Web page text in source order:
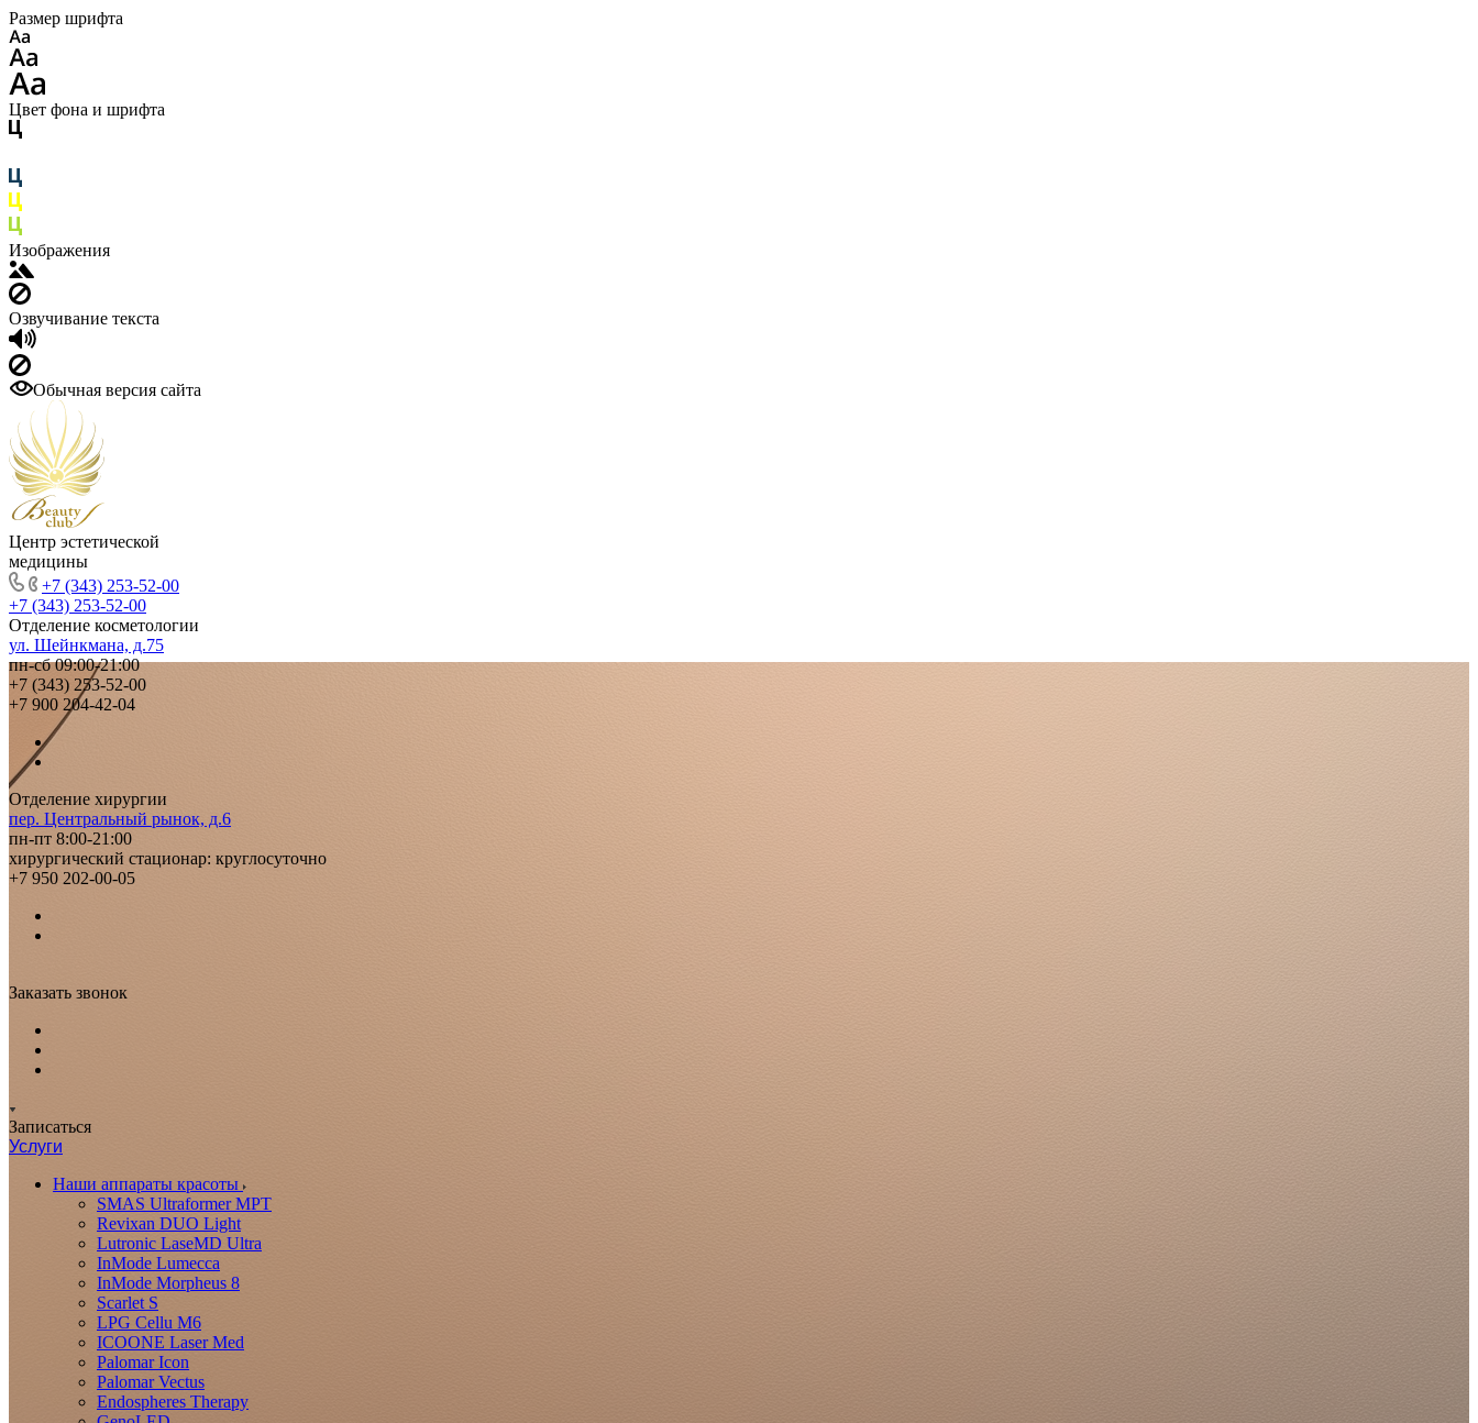
Размер шрифта
Цвет фона и шрифта
Изображения
Озвучивание текста
Обычная версия сайта
Центр эстетической
медицины
+7 (343) 253-52-00
+7 (343) 253-52-00
Отделение косметологии
ул. Шейнкмана, д.75
пн-сб 09:00-21:00
+7 (343) 253-52-00
+7 900 204-42-04
Отделение хирургии
пер. Центральный рынок, д.6
пн-пт 8:00-21:00
хирургический стационар: круглосуточно
+7 950 202-00-05
Заказать звонок
Записаться
Услуги
Наши аппараты красоты
SMAS Ultraformer MPT
Revixan DUO Light
Lutronic LaseMD Ultra
InMode Lumecca
InMode Morpheus 8
Scarlet S
LPG Cellu M6
ICOONE Laser Med
Palomar Icon
Palomar Vectus
Endospheres Therapy